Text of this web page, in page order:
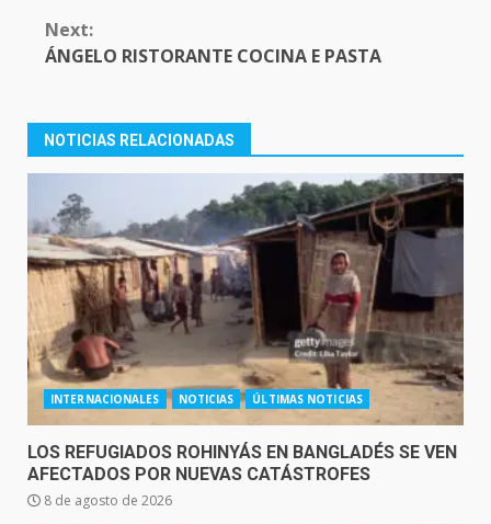
Next:
ÁNGELO RISTORANTE COCINA E PASTA
NOTICIAS RELACIONADAS
INTERNACIONALES NOTICIAS ÚLTIMAS NOTICIAS
LOS REFUGIADOS ROHINYÁS EN BANGLADÉS SE VEN
AFECTADOS POR NUEVAS CATÁSTROFES
8 de agosto de 2026